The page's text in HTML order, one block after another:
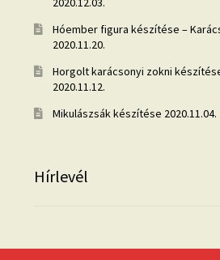
Hóember figura készítése –
2020.11.20.
Horgolt karácsonyi zokni
2020.11.12.
Mikulászsák készítése 2020.11.04.
Hírlevél